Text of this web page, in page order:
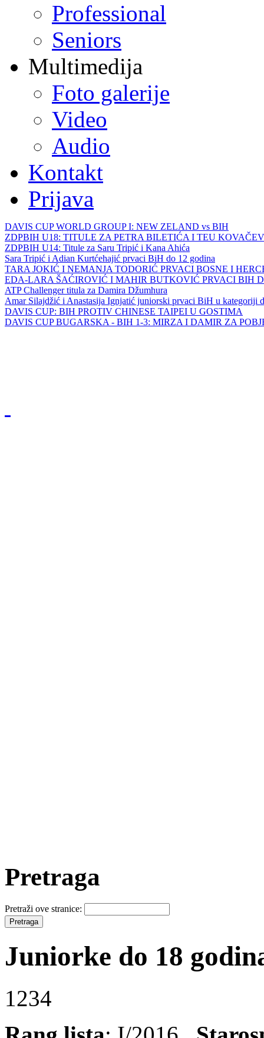
Professional
Seniors
Multimedija
Foto galerije
Video
Audio
Kontakt
Prijava
DAVIS CUP WORLD GROUP I: NEW ZELAND vs BIH
ZDPBIH U18: TITULE ZA PETRA BILETIĆA I TEU
ZDPBIH U14: Titule za Saru Tripić i Kana Ahića
Sara Tripić i Adian Kurtćehajić prvaci BiH do 12 godina
TARA JOKIĆ I NEMANJA TODORIĆ PRVACI BOSNE I
EDA-LARA ŠAĆIROVIĆ I MAHIR BUTKOVIĆ PRVACI BIH
ATP Challenger titula za Damira Džumhura
Amar Silajdžić i Anastasija Ignjatić juniorski prvaci BiH u kategoriji
DAVIS CUP: BIH PROTIV CHINESE TAIPEI U GOSTIMA
DAVIS CUP BUGARSKA - BIH 1-3: MIRZA I DAMIR ZA
Pretraga
Pretraži ove stranice:
Juniorke do 18
1234